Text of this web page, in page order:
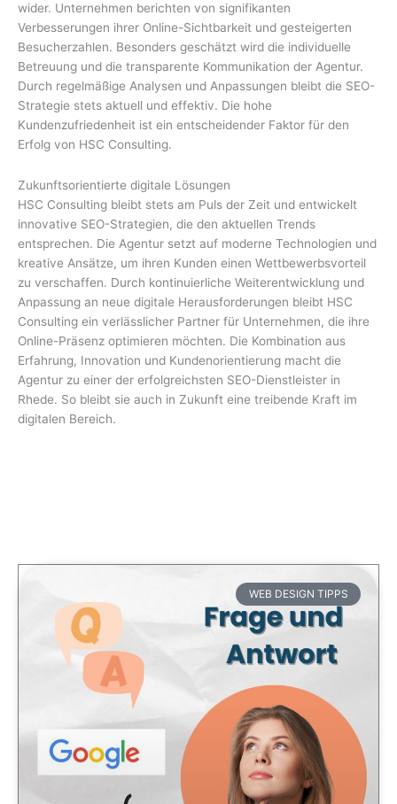
wider. Unternehmen berichten von signifikanten
Verbesserungen ihrer Online-Sichtbarkeit und gesteigerten
Besucherzahlen. Besonders geschätzt wird die individuelle
Betreuung und die transparente Kommunikation der Agentur.
Durch regelmäßige Analysen und Anpassungen bleibt die SEO-
Strategie stets aktuell und effektiv. Die hohe
Kundenzufriedenheit ist ein entscheidender Faktor für den
Erfolg von HSC Consulting.
Zukunftsorientierte digitale Lösungen
HSC Consulting bleibt stets am Puls der Zeit und entwickelt
innovative SEO-Strategien, die den aktuellen Trends
entsprechen. Die Agentur setzt auf moderne Technologien und
kreative Ansätze, um ihren Kunden einen Wettbewerbsvorteil
zu verschaffen. Durch kontinuierliche Weiterentwicklung und
Anpassung an neue digitale Herausforderungen bleibt HSC
Consulting ein verlässlicher Partner für Unternehmen, die ihre
Online-Präsenz optimieren möchten. Die Kombination aus
Erfahrung, Innovation und Kundenorientierung macht die
Agentur zu einer der erfolgreichsten SEO-Dienstleister in
Rhede. So bleibt sie auch in Zukunft eine treibende Kraft im
digitalen Bereich.
WEB DESIGN TIPPS